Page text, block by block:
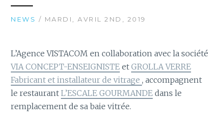
NEWS / MARDI, AVRIL 2ND, 2019
L’Agence VISTACOM en collaboration avec la société
VIA CONCEPT-ENSEIGNISTE etGROLLA VERRE
Fabricant et installateur de vitrage, accompagnent
le restaurantL’ESCALE GOURMANDE dans le
remplacement de sa baie vitrée.